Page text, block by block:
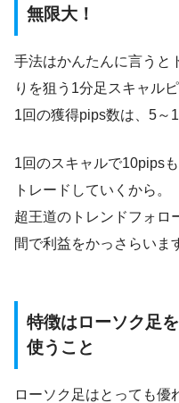
無限大！
手法はかんたんに言うと
りを狙う1分足スキャルピ
1回の獲得pips数は、5～
1回のスキャルで10pips
トレードしていくから。
超王道のトレンドフォロ
間で利益をかっさらいま
特徴はローソク足
使うこと
ローソク足はとっても優